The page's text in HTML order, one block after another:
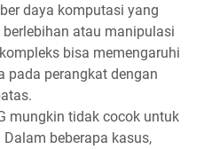
daya komputasi yang
atau manipulasi
bisa memengaruhi
pada perangkat dengan
mungkin tidak cocok untuk
beberapa kasus,